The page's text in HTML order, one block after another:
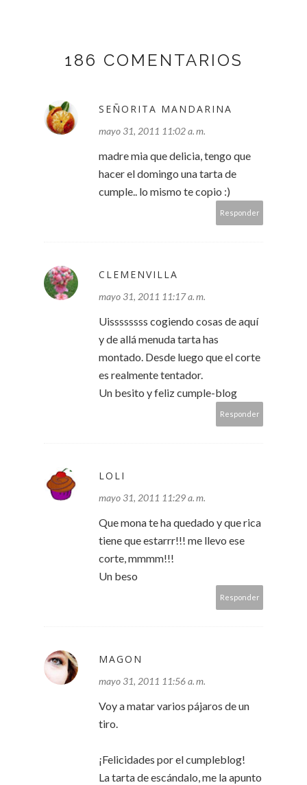
186 COMENTARIOS
SEÑORITA MANDARINA
mayo 31, 2011 11:02 a. m.
madre mia que delicia, tengo que
hacer el domingo una tarta de
cumple.. lo mismo te copio :)
Responder
CLEMENVILLA
mayo 31, 2011 11:17 a. m.
Uissssssss cogiendo cosas de aquí
y de allá menuda tarta has
montado. Desde luego que el corte
es realmente tentador.
Un besito y feliz cumple-blog
Responder
LOLI
mayo 31, 2011 11:29 a. m.
Que mona te ha quedado y que rica
tiene que estarrr!!! me llevo ese
corte, mmmm!!!
Un beso
Responder
MAGON
mayo 31, 2011 11:56 a. m.
Voy a matar varios pájaros de un
tiro.
¡Felicidades por el cumpleblog!
La tarta de escándalo, me la apunto